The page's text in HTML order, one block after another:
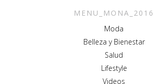
MENU_MONA_2016
Moda
Belleza y Bienestar
Salud
Lifestyle
Videos